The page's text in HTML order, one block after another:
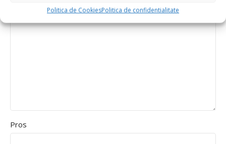
Politica de CookiesPolitica de confidentialitate
Recenzia ta*
Pros